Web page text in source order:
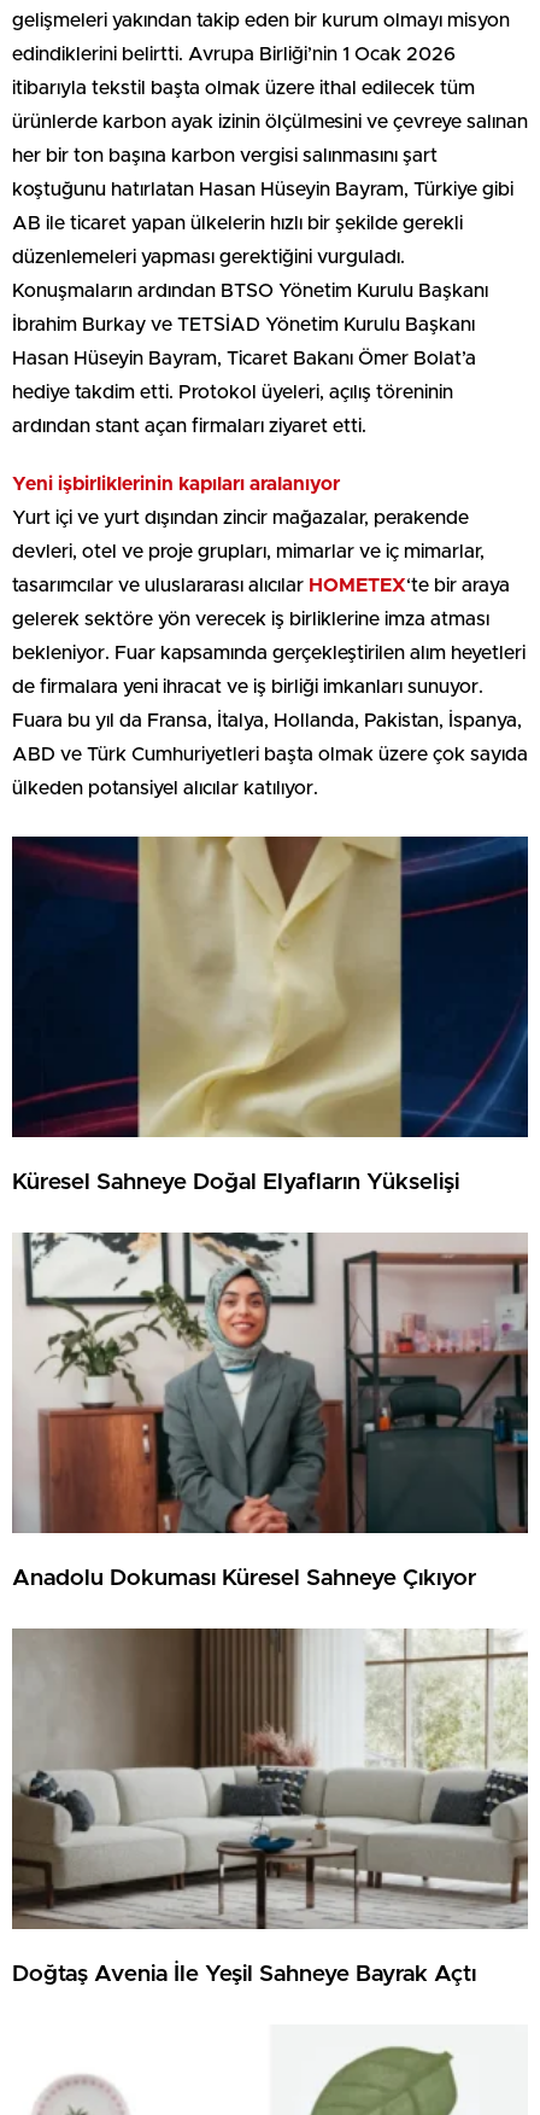
gelişmeleri yakından takip eden bir kurum olmayı misyon
edindiklerini belirtti. Avrupa Birliği’nin 1 Ocak 2026
itibarıyla tekstil başta olmak üzere ithal edilecek tüm
ürünlerde karbon ayak izinin ölçülmesini ve çevreye salınan
her bir ton başına karbon vergisi salınmasını şart
koştuğunu hatırlatan Hasan Hüseyin Bayram, Türkiye gibi
AB ile ticaret yapan ülkelerin hızlı bir şekilde gerekli
düzenlemeleri yapması gerektiğini vurguladı.
Konuşmaların ardından BTSO Yönetim Kurulu Başkanı
İbrahim Burkay ve TETSİAD Yönetim Kurulu Başkanı
Hasan Hüseyin Bayram, Ticaret Bakanı Ömer Bolat’a
hediye takdim etti. Protokol üyeleri, açılış töreninin
ardından stant açan firmaları ziyaret etti.
Yeni işbirliklerinin kapıları aralanıyor
Yurt içi ve yurt dışından zincir mağazalar, perakende
devleri, otel ve proje grupları, mimarlar ve iç mimarlar,
tasarımcılar ve uluslararası alıcılar HOMETEX‘te bir araya
gelerek sektöre yön verecek iş birliklerine imza atması
bekleniyor. Fuar kapsamında gerçekleştirilen alım heyetleri
de firmalara yeni ihracat ve iş birliği imkanları sunuyor.
Fuara bu yıl da Fransa, İtalya, Hollanda, Pakistan, İspanya,
ABD ve Türk Cumhuriyetleri başta olmak üzere çok sayıda
ülkeden potansiyel alıcılar katılıyor.
Küresel Sahneye Doğal Elyafların Yükselişi
Anadolu Dokuması Küresel Sahneye Çıkıyor
Doğtaş Avenia İle Yeşil Sahneye Bayrak Açtı